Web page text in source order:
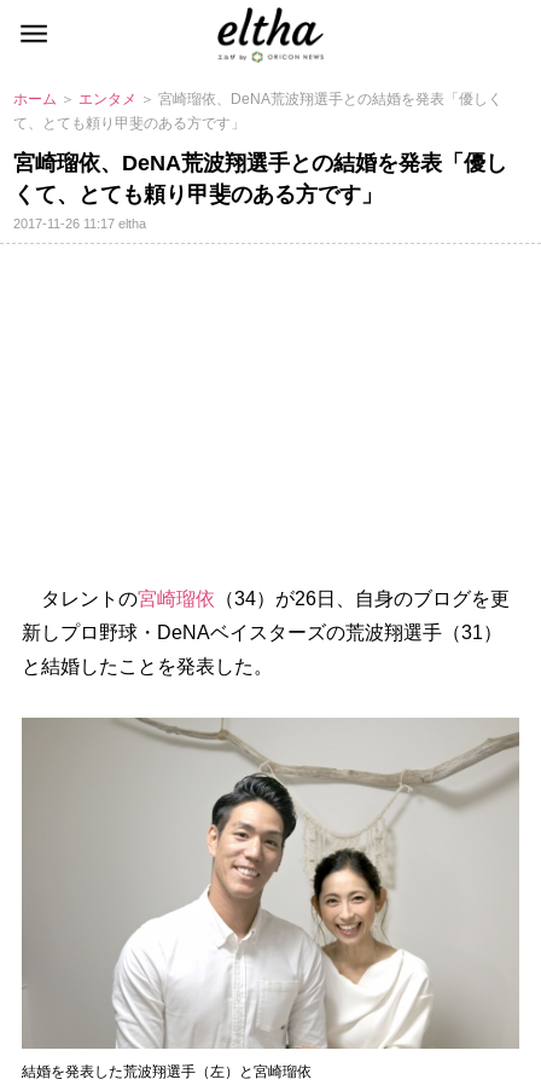
ホーム ＞ エンタメ ＞ 宮崎瑠依、DeNA荒波翔選手との結婚を発表「優しく
て、とても頼り甲斐のある方です」
宮崎瑠依、DeNA荒波翔選手との結婚を発表「優し
くて、とても頼り甲斐のある方です」
2017-11-26 11:17eltha
タレントの宮崎瑠依 （34）が26日、自身のブログを更
新しプロ野球・DeNAベイスターズの荒波翔選手（31）
と結婚したことを発表した。
結婚を発表した荒波翔選手（左）と宮崎瑠依